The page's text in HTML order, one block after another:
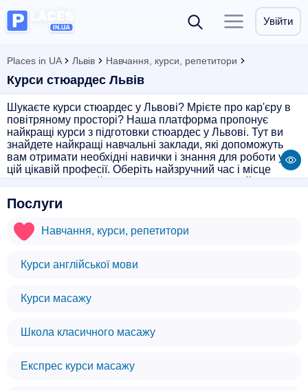
Увійти
Places in UA Львів Навчання, курси, репетитори
Курси стюардес Львів
Шукаєте курси стюардес у Львові? Мрієте про кар'єру в
повітряному просторі? Наша платформа пропонує
найкращі курси з підготовки стюардес у Львові. Тут ви
знайдете найкращі навчальні заклади, які допоможуть
вам отримати необхідні навички і знання для роботи у
цій цікавій професії. Оберіть найзручний час і місце
здійсніть свою мрію стати частиною цікавого та
Послуги
Навчання, курси, репетитори
Курси англійської мови
Курси масажу
Школа класичного масажу
Експрес курси масажу